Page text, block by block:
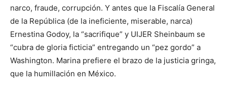
narco, fraude, corrupción. Y antes que la Fiscalía General
de la República (de la ineficiente, miserable, narca)
Ernestina Godoy, la “sacrifique” y UIJER Sheinbaum se
“cubra de gloria ficticia” entregando un “pez gordo” a
Washington. Marina prefiere el brazo de la justicia gringa,
que la humillación en México.